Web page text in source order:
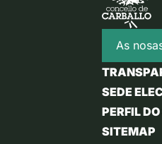
As
SEDE
PERFIL
SITEMAP